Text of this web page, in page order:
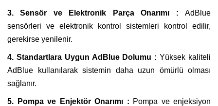
3. Sensör ve Elektronik Parça Onarımı : AdBlue
sensörleri ve elektronik kontrol sistemleri kontrol edilir,
gerekirse yenilenir.
4. Standartlara Uygun AdBlue Dolumu : Yüksek kaliteli
AdBlue kullanılarak sistemin daha uzun ömürlü olması
sağlanır.
5. Pompa ve Enjektör Onarımı : Pompa ve enjeksiyon